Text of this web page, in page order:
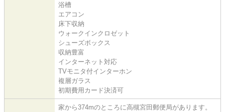
浴槽
エアコン
床下収納
ウォークインクロゼット
シューズボックス
収納豊富
インターネット対応
TVモニタ付インターホン
複層ガラス
初期費用カード決済可
家から374mのところに高槻宮田郵便局があります。